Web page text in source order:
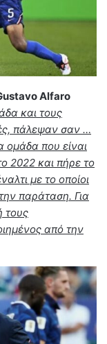
Alfaro
και τους
πάλεψαν σαν …
ομάδα που είναι
2022 και πήρε το
με το οποίοι
παράταση. Για
τους
από την